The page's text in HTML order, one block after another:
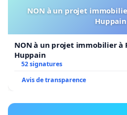
NON à un projet
Huppain
NON à un projet immobilier à
Huppain
52 signatures
Avis de transparence